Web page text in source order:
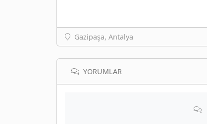
Gazipaşa, Antalya
YORUMLAR